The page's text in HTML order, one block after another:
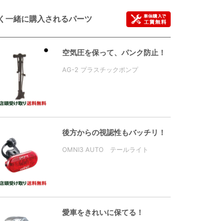
一緒に購入されるパーツ
空気圧を保って、パンク防止！
AG-2 プラスチックポンプ
後方からの視認性もバッチリ！
OMNI3 AUTO テールライト
愛車をきれいに保てる！